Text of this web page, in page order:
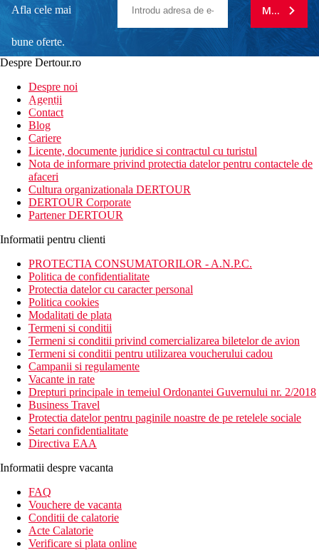
Afla cele mai
bune oferte.
newsletter!
MA
Despre Dertour.ro
Despre noi
Agentii
Contact
Blog
Cariere
Licente, documente juridice si contractul cu turistul
Nota de informare privind protectia datelor pentru contactele de
afaceri
Cultura organizationala DERTOUR
DERTOUR Corporate
Partener DERTOUR
Informatii pentru clienti
PROTECTIA CONSUMATORILOR - A.N.P.C.
Politica de confidentialitate
Protectia datelor cu caracter personal
Politica cookies
Modalitati de plata
Termeni si conditii
Termeni si conditii privind comercializarea biletelor de avion
Termeni si conditii pentru utilizarea voucherului cadou
Campanii si regulamente
Vacante in rate
Drepturi principale in temeiul Ordonantei Guvernului nr. 2/2018
Business Travel
Protectia datelor pentru paginile noastre de pe retelele sociale
Setari confidentialitate
Directiva EAA
Informatii despre vacanta
FAQ
Vouchere de vacanta
Conditii de calatorie
Acte Calatorie
Verificare si plata online